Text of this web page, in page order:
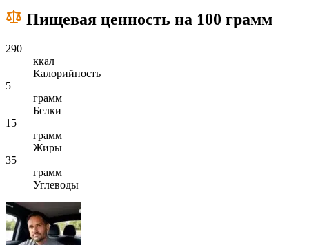
Пищевая ценность на 100 грамм
290
ккал
Калорийность
5
грамм
Белки
15
грамм
Жиры
35
грамм
Углеводы